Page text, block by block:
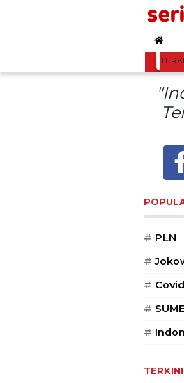
Carica Kian Diminati, UMKM
# PLN
#
#
#
#
TERKINI